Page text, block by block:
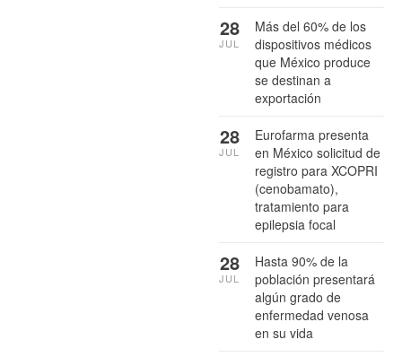
Más del 60% de los
dispositivos médicos
que México produce
se destinan a
exportación
28
JUL
Eurofarma presenta
en México solicitud de
registro para XCOPRI
(cenobamato),
tratamiento para
epilepsia focal
28
JUL
Hasta 90% de la
población presentará
algún grado de
enfermedad venosa
en su vida
28
JUL